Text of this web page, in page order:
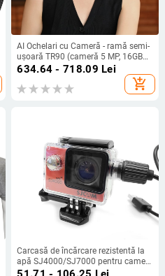
AI Ochelari cu Cameră - ramă semi-
ușoară TR90 (cameră 5 MP, 16GB
memorie, baterie 220mAh, greutate
634.64 - 718.09 Lei
add_shopping_cart
Carcasă de încărcare rezistentă la
apă SJ4000/SJ7000 pentru camere
de acțiune — include carcasă